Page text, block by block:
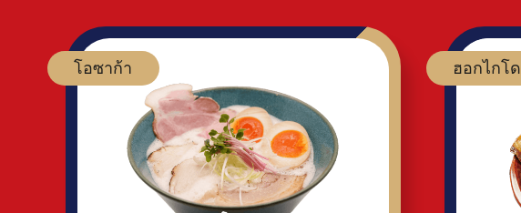
โอซาก้า ฮอกไกโด